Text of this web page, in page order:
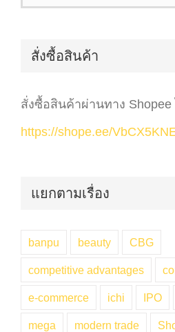
สั่งซื้อสินค้า
สั่งซื้อสินค้าผ่านทาง
https://shope.ee/
แยกตามเรื่อง
banpu beauty CBG
competitive advantages
e-commerce ichi IPO
mega modern trade